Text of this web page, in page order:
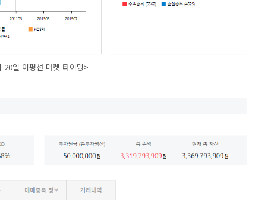
20일 이평선 마켓 타이밍>